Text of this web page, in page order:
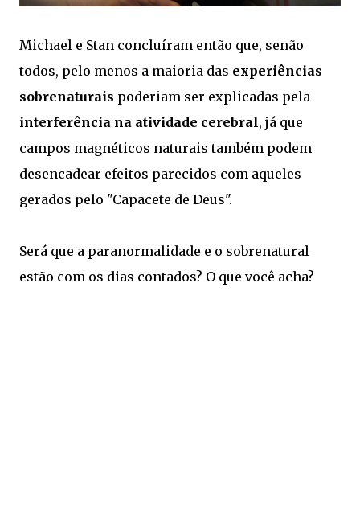
Michael e Stan concluíram então que, senão
todos, pelo menos a maioria das experiências
sobrenaturais poderiam ser explicadas pela
interferência na atividade cerebral, já que
campos magnéticos naturais também podem
desencadear efeitos parecidos com aqueles
gerados pelo "Capacete de Deus".
Será que a paranormalidade e o sobrenatural
estão com os dias contados? O que você acha?